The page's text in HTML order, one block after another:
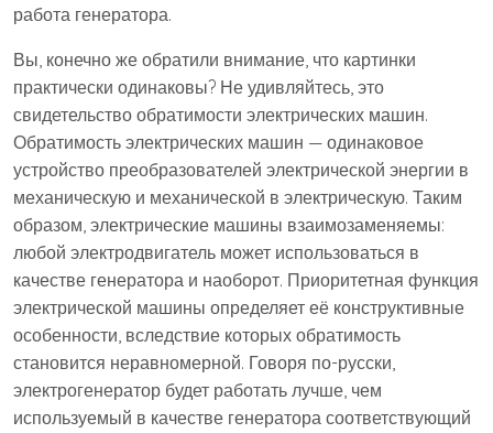
работа генератора.
Вы, конечно же обратили внимание, что картинки
практически одинаковы? Не удивляйтесь, это
свидетельство обратимости электрических машин.
Обратимость электрических машин — одинаковое
устройство преобразователей электрической энергии в
механическую и механической в электрическую. Таким
образом, электрические машины взаимозаменяемы:
любой электродвигатель может использоваться в
качестве генератора и наоборот. Приоритетная функция
электрической машины определяет её конструктивные
особенности, вследствие которых обратимость
становится неравномерной. Говоря по-русски,
электрогенератор будет работать лучше, чем
используемый в качестве генератора соответствующий